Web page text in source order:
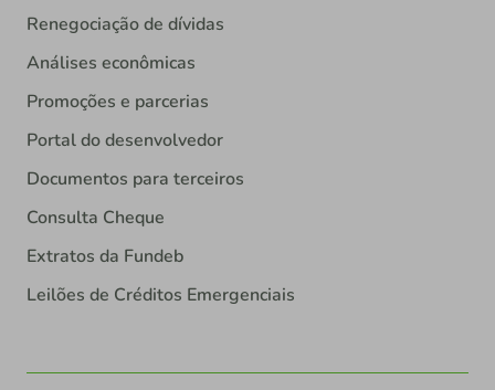
Renegociação de dívidas
Análises econômicas
Promoções e parcerias
Portal do desenvolvedor
Documentos para terceiros
Consulta Cheque
Extratos da Fundeb
Leilões de Créditos Emergenciais